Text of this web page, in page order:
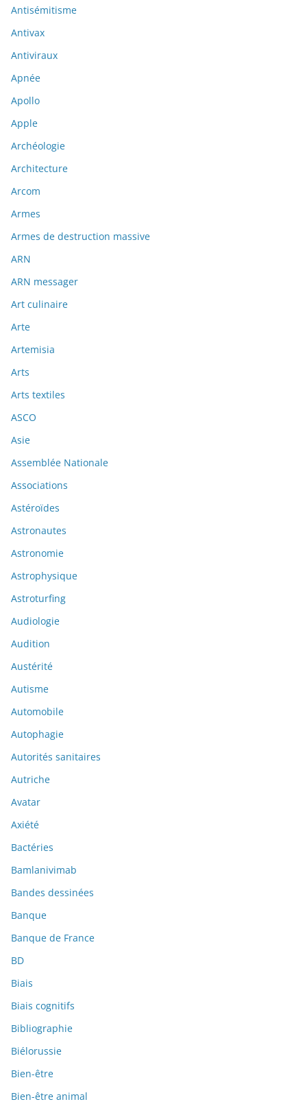
Antisémitisme
Antivax
Antiviraux
Apnée
Apollo
Apple
Archéologie
Architecture
Arcom
Armes
Armes de destruction massive
ARN
ARN messager
Art culinaire
Arte
Artemisia
Arts
Arts textiles
ASCO
Asie
Assemblée Nationale
Associations
Astéroïdes
Astronautes
Astronomie
Astrophysique
Astroturfing
Audiologie
Audition
Austérité
Autisme
Automobile
Autophagie
Autorités sanitaires
Autriche
Avatar
Axiété
Bactéries
Bamlanivimab
Bandes dessinées
Banque
Banque de France
BD
Biais
Biais cognitifs
Bibliographie
Biélorussie
Bien-être
Bien-être animal